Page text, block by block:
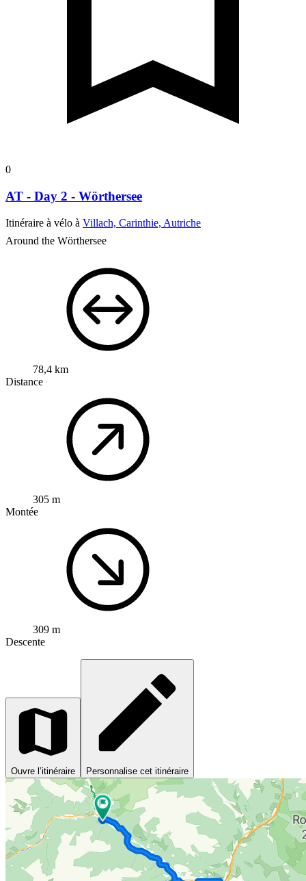
0
AT - Day 2 - Wörthersee
Itinéraire à vélo à Villach, Carinthie, Autriche
Around the Wörthersee
78,4 km
Distance
305 m
Montée
309 m
Descente
Ouvre l’itinéraire Personnalise cet itinéraire